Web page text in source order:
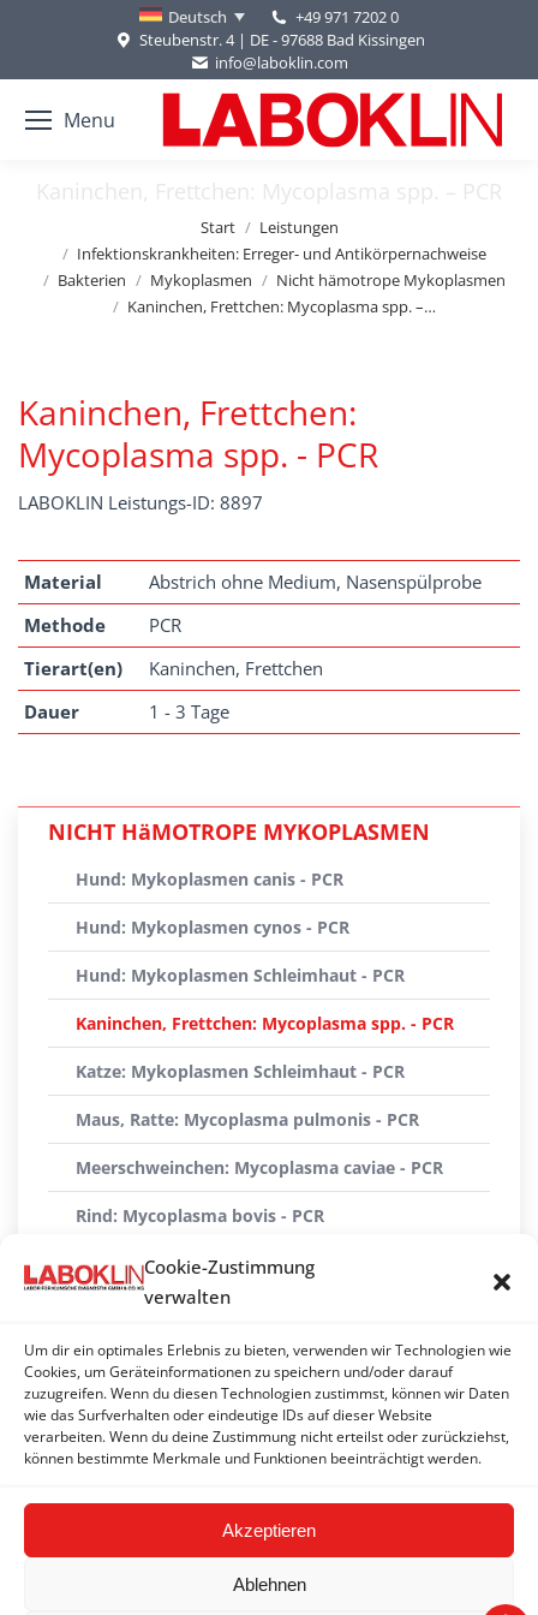
Cookie-Zustimmung
verwalten
Um dir ein optimales Erlebnis zu bieten, verwenden wir Technologien wie
Cookies, um Geräteinformationen zu speichern und/oder darauf
zuzugreifen. Wenn du diesen Technologien zustimmst, können wir Daten
wie das Surfverhalten oder eindeutige IDs auf dieser Website
verarbeiten. Wenn du deine Zustimmung nicht erteilst oder zurückziehst,
können bestimmte Merkmale und Funktionen beeinträchtigt werden.
Akzeptieren
Ablehnen
Deutsch
+49 971 7202 0
Steubenstr. 4 | DE - 97688 Bad Kissingen
info@laboklin.com
Menu
Kaninchen, Frettchen: Mycoplasma spp. – PCR
Start
Leistungen
Infektionskrankheiten: Erreger- und Antikörpernachweise
Bakterien
Mykoplasmen
Nicht hämotrope Mykoplasmen
Kaninchen, Frettchen: Mycoplasma spp. –…
Kaninchen, Frettchen:
Mycoplasma spp. - PCR
LABOKLIN Leistungs-ID: 8897
Material
Abstrich ohne Medium, Nasenspülprobe
Methode
PCR
Tierart(en)
Kaninchen, Frettchen
Dauer
1 - 3 Tage
NICHT HäMOTROPE MYKOPLASMEN
Hund: Mykoplasmen canis - PCR
Hund: Mykoplasmen cynos - PCR
Hund: Mykoplasmen Schleimhaut - PCR
Kaninchen, Frettchen: Mycoplasma spp. - PCR
Katze: Mykoplasmen Schleimhaut - PCR
Maus, Ratte: Mycoplasma pulmonis - PCR
Meerschweinchen: Mycoplasma caviae - PCR
Rind: Mycoplasma bovis - PCR
Schildkröte, Schlange: Mykoplasmen - PCR
Schwein: Mycoplasma hyopneumoniae -
Schwein: Mycoplasma hyopneumoniae - PCR
Vögel (Geflügel): Mycoplasma gallisepticum +
synoviae - PCR